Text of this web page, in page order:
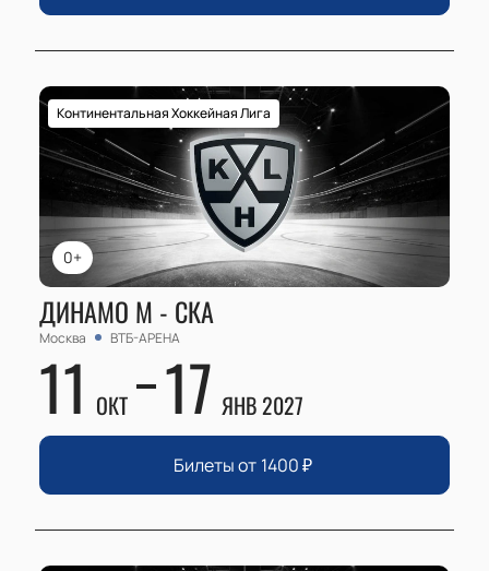
0+
Континентальная Хоккейная Лига
ДИНАМО М - СКА
Москва ВТБ-АРЕНА
11 ОКТ 17 ЯНВ 2027
Билеты от 1400₽